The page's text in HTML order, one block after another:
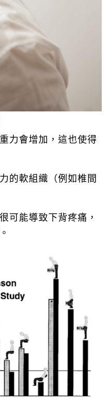
力會增加，這也使得
的軟組織（例如椎間
可能導致下背疼痛，